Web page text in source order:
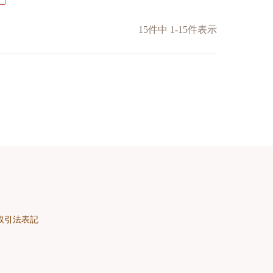
15件中 1-15件表示
引法表記